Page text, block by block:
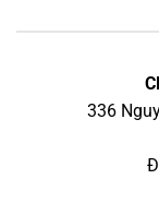
336